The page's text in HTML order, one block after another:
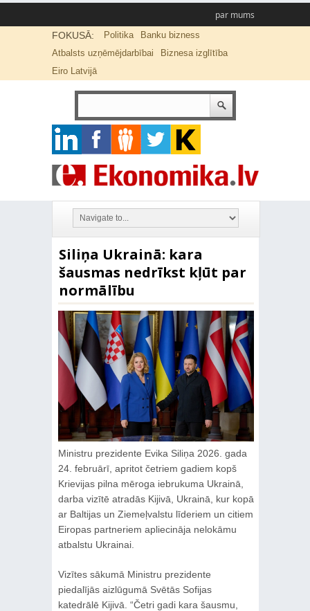
par mums
FOKUSĀ: Politika
Banku bizness
Atbalsts uzņēmējdarbībai
Biznesa izglītība
Eiro Latvijā
Siliņa Ukrainā: kara
šausmas nedrīkst kļūt par
normālību
Ministru prezidente Evika Siliņa 2026. gada
24. februārī, apritot četriem gadiem kopš
Krievijas pilna mēroga iebrukuma Ukrainā,
darba vizītē atradās Kijivā, Ukrainā, kur kopā
ar Baltijas un Ziemeļvalstu līderiem un citiem
Eiropas partneriem apliecināja nelokāmu
atbalstu Ukrainai.
Vizītes sākumā Ministru prezidente
piedalījās aizlūgumā Svētās Sofijas
katedrālē Kijivā. “Četri gadi kara šausmu,